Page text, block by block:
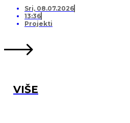
Sri, 08.07.2026
13:36
Projekti
VIŠE